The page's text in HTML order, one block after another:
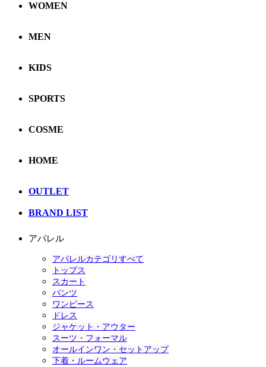
WOMEN
MEN
KIDS
SPORTS
COSME
HOME
OUTLET
BRAND LIST
アパレル
アパレルカテゴリすべて
トップス
スカート
パンツ
ワンピース
ドレス
ジャケット・アウター
スーツ・フォーマル
オールインワン・セットアップ
下着・ルームウェア